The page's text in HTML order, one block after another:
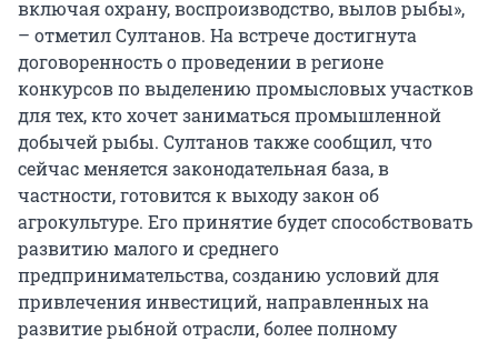
включая охрану, воспроизводство, вылов рыбы»,
– отметил Султанов. На встрече достигнута
договоренность о проведении в регионе
конкурсов по выделению промысловых участков
для тех, кто хочет заниматься промышленной
добычей рыбы. Султанов также сообщил, что
сейчас меняется законодательная база, в
частности, готовится к выходу закон об
агрокультуре. Его принятие будет способствовать
развитию малого и среднего
предпринимательства, созданию условий для
привлечения инвестиций, направленных на
развитие рыбной отрасли, более полному